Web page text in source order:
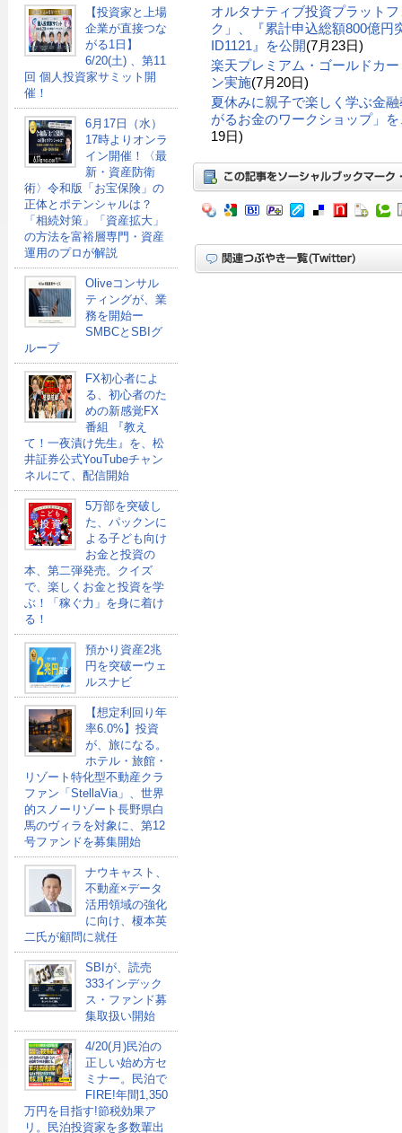
【投資家と上場
企業が直接つな
がる1日】
6/20(土) 、第11
回 個人投資家サミット開
催！
6月17日（水）
17時よりオンラ
イン開催！〈最
新・資産防衛
術〉令和版「お宝保険」の
正体とポテンシャルは？
「相続対策」「資産拡大」
の方法を富裕層専門・資産
運用のプロが解説
Oliveコンサル
ティングが、業
務を開始ー
SMBCとSBIグ
ループ
FX初心者によ
る、初心者のた
めの新感覚FX
番組 『教え
て！一夜漬け先生』を、松
井証券公式YouTubeチャン
ネルにて、配信開始
5万部を突破し
た、パックンに
よる子ども向け
お金と投資の
本、第二弾発売。クイズ
で、楽しくお金と投資を学
ぶ！「稼ぐ力」を身に着け
る！
預かり資産2兆
円を突破ーウェ
ルスナビ
【想定利回り年
率6.0%】投資
が、旅になる。
ホテル・旅館・
リゾート特化型不動産クラ
ファン「StellaVia」、世界
的スノーリゾート長野県白
馬のヴィラを対象に、第12
号ファンドを募集開始
ナウキャスト、
不動産×データ
活用領域の強化
に向け、榎本英
二氏が顧問に就任
SBIが、読売
333インデック
ス・ファンド募
集取扱い開始
4/20(月)民泊の
正しい始め方セ
ミナー。民泊で
FIRE!年間1,350
万円を目指す!節税効果ア
リ。民泊投資家を多数輩出
オルタナティブ投資プラット
ク」、『累計申込総額800億円
ID1121』を公開(7月23日)
楽天プレミアム・ゴールドカ
ン実施(7月20日)
夏休みに親子で楽しく学ぶ金
がるお金のワークショップ」
19日)